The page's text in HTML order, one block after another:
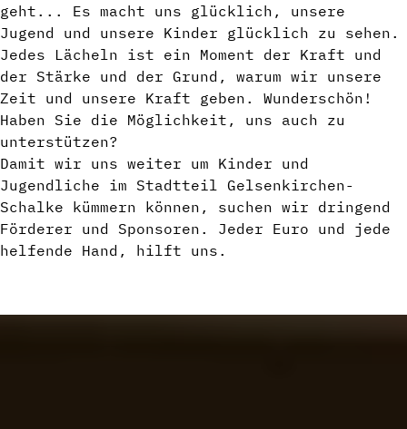
geht... Es macht uns glücklich, unsere
Jugend und unsere Kinder glücklich zu sehen.
Jedes Lächeln ist ein Moment der Kraft und
der Stärke und der Grund, warum wir unsere
Zeit und unsere Kraft geben. Wunderschön!
Haben Sie die Möglichkeit, uns auch zu
unterstützen?
Damit wir uns weiter um Kinder und
Jugendliche im Stadtteil Gelsenkirchen-
Schalke kümmern können, suchen wir dringend
Förderer und Sponsoren. Jeder Euro und jede
helfende Hand, hilft uns.